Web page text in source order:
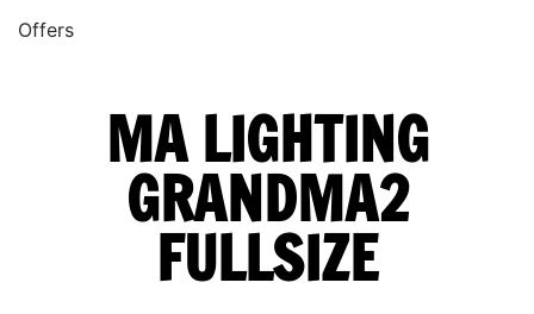
Offers
MA LIGHTING
GRANDMA2
FULLSIZE